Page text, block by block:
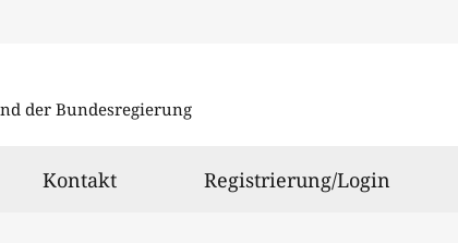
der Bundesregierung
Kontakt Registrierung/Login